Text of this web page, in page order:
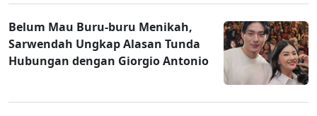
Belum Mau Buru-buru Menikah,
Sarwendah Ungkap Alasan Tunda
Hubungan dengan Giorgio Antonio